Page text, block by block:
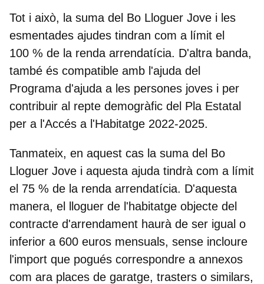
Tot i això, la suma del Bo Lloguer Jove i les
esmentades ajudes tindran com a límit el
100 % de la renda arrendatícia. D'altra banda,
també és compatible amb l'ajuda del
Programa d'ajuda a les persones joves i per
contribuir al repte demogràfic del Pla Estatal
per a l'Accés a l'Habitatge 2022-2025.
Tanmateix, en aquest cas la suma del Bo
Lloguer Jove i aquesta ajuda tindrà com a límit
el 75 % de la renda arrendatícia. D'aquesta
manera, el lloguer de l'habitatge objecte del
contracte d'arrendament haurà de ser igual o
inferior a 600 euros mensuals, sense incloure
l'import que pogués correspondre a annexos
com ara places de garatge, trasters o similars,